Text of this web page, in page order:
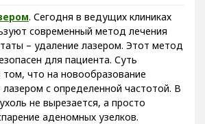
. Сегодня в ведущих клиниках
современный метод лечения
– удаление лазером. Этот метод
для пациента. Суть
том, что на новообразование
с определенной частотой. В
не вырезается, а просто
аденомных узелков.